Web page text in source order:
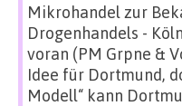
Mikrohandel zur
Drogenhandels -
voran (PM Grpne &
Idee für Dortmund,
Modell“ kann